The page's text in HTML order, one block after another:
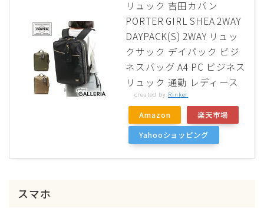
リュック 吉田カバン
PORTER GIRL SHEA 2WAY
DAYPACK(S) 2WAY リュッ
クサック デイパック ビジ
ネスバッグ A4 PC ビジネス
リュック 通勤 レディース
created by Rinker
Amazon
楽天市場
Yahooショッピング
スマホ